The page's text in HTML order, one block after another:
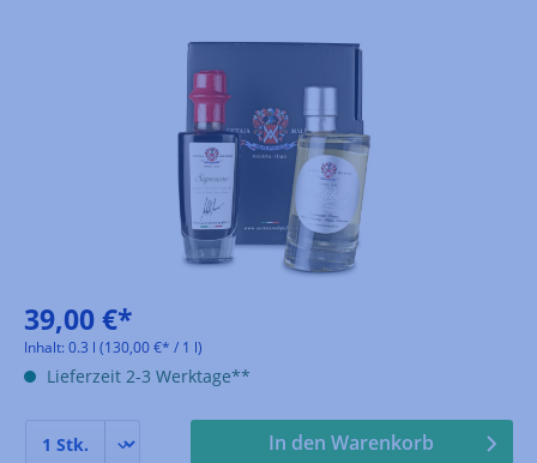
39,00 €*
Inhalt: 0.3 l (130,00 €* / 1 l)
Lieferzeit 2-3 Werktage**
In den Warenkorb